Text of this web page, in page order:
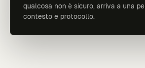
qualcosa non è sicuro, arriva a una
contesto e protocollo.